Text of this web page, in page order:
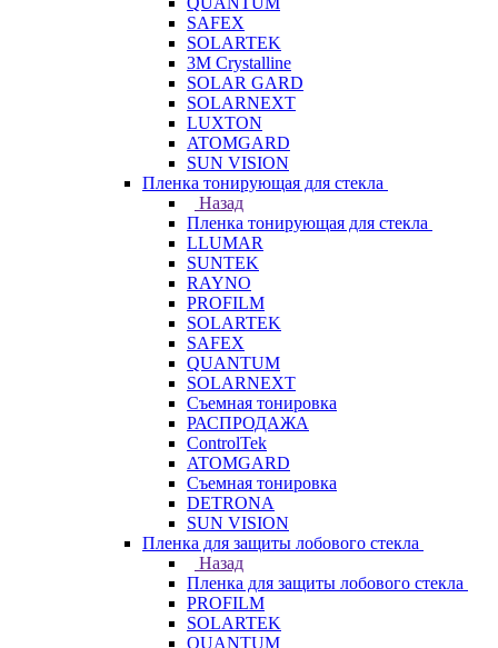
SAFEX
SOLARTEK
3M Crystalline
SOLAR GARD
SOLARNEXT
LUXTON
ATOMGARD
SUN VISION
Пленка тонирующая для стекла
Назад
Пленка тонирующая для стекла
LLUMAR
SUNTEK
RAYNO
PROFILM
SOLARTEK
SAFEX
QUANTUM
SOLARNEXT
Съемная тонировка
РАСПРОДАЖА
ControlTek
ATOMGARD
Съемная тонировка
DETRONA
SUN VISION
Пленка для защиты лобового стекла
Назад
Пленка для защиты лобового стекла
PROFILM
SOLARTEK
QUANTUM